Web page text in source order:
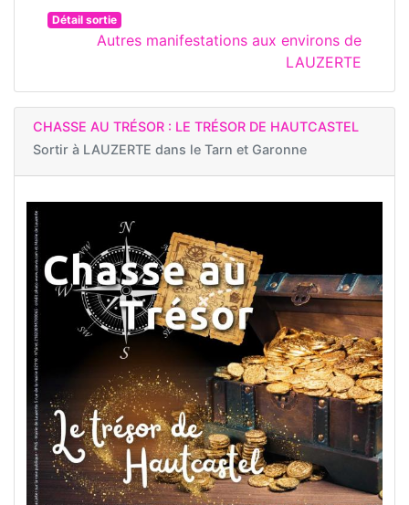
Détail sortie
Autres manifestations aux environs de
LAUZERTE
CHASSE AU TRÉSOR : LE TRÉSOR DE HAUTCASTEL
Sortir à LAUZERTE dans le Tarn et Garonne